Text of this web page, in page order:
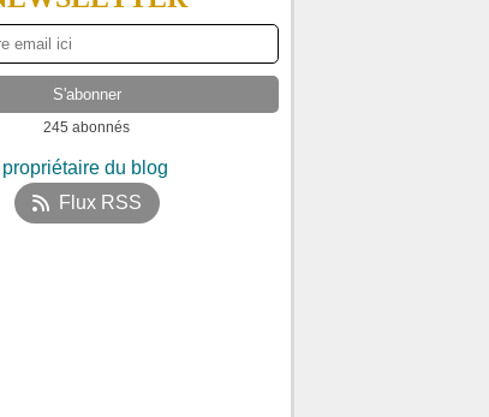
245 abonnés
du blog
Flux RSS